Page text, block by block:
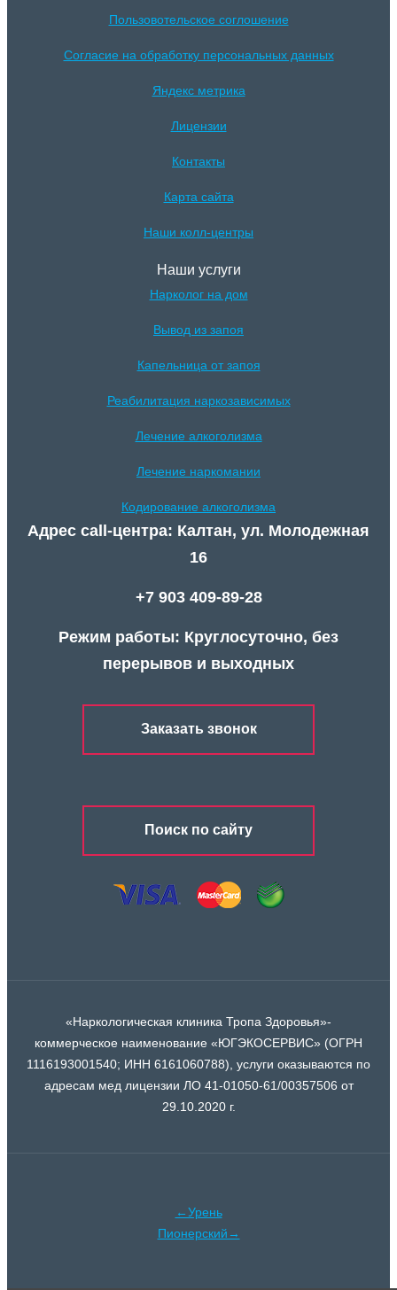
Пользовотельское соглошение
Согласие на обработку персональных данных
Яндекс метрика
Лицензии
Контакты
Карта сайта
Наши колл-центры
Наши услуги
Нарколог на дом
Вывод из запоя
Капельница от запоя
Реабилитация наркозависимых
Лечение алкоголизма
Лечение наркомании
Кодирование алкоголизма
Адрес call-центра: Калтан, ул. Молодежная
16
+7 903 409-89-28
Режим работы: Круглосуточно, без
перерывов и выходных
Заказать звонок
Поиск по сайту
«Наркологическая клиника Тропа Здоровья»-
коммерческое наименование «ЮГЭКОСЕРВИС» (ОГРН
1116193001540; ИНН 6161060788), услуги оказываются по
адресам мед лицензии ЛО 41-01050-61/00357506 от
29.10.2020 г.
←Урень
Пионерский→